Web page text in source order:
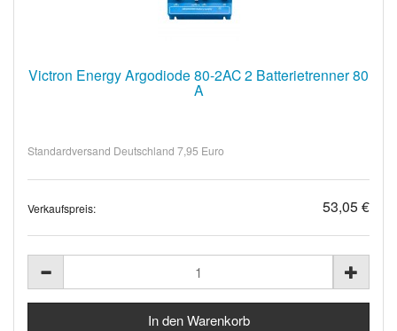
Victron Energy Argodiode 80-2AC 2 Batterietrenner 80
A
Standardversand Deutschland 7,95 Euro
Verkaufspreis: 53,05 €